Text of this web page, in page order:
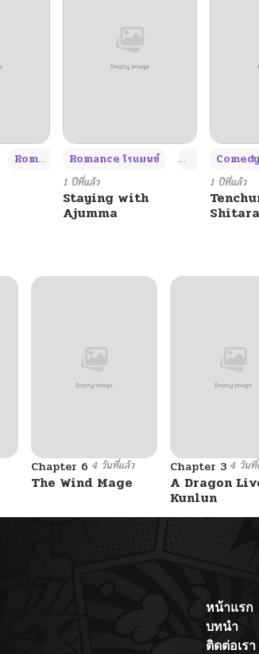
Romance โรแมนซ์ +4
Romance โรแมนซ์ Adult ผู้ใหญ่
1 ปีที่แล้ว
Staying with
Ajumma
1 ปีที่แล้ว
Chapter 6 4 วันที่แล้ว
The Wind Mage
Chapter 3 4 วันที่
A Dragon
Kunlun
หน้าแรก
บทนำ
ติดต่อเรา